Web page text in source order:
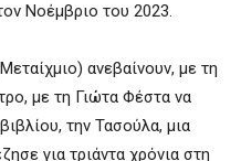
Νοέμβριο του 2023.
ανεβαίνουν, με τη
με τη Γιώτα Φέστα να
την Τασούλα, μια
για τριάντα χρόνια στη